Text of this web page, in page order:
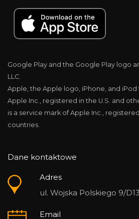
Google Play and the Google Play logo
LLC.
Apple, the Apple logo, iPhone, and
Apple Inc., registered in the U.S. and
is a service mark of Apple Inc.,
countries.
Dane kontaktowe
Adres
ul. Wojska Polskiego 9/
Email